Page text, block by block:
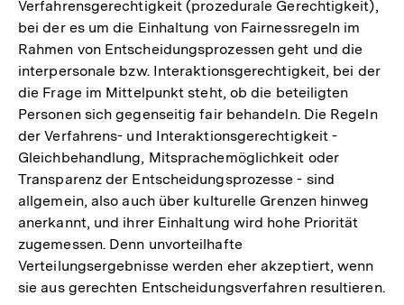
Verfahrensgerechtigkeit (prozedurale Gerechtigkeit),
bei der es um die Einhaltung von Fairnessregeln im
Rahmen von Entscheidungsprozessen geht und die
interpersonale bzw. Interaktionsgerechtigkeit, bei der
die Frage im Mittelpunkt steht, ob die beteiligten
Personen sich gegenseitig fair behandeln. Die Regeln
der Verfahrens- und Interaktionsgerechtigkeit -
Gleichbehandlung, Mitsprachemöglichkeit oder
Transparenz der Entscheidungsprozesse - sind
allgemein, also auch über kulturelle Grenzen hinweg
anerkannt, und ihrer Einhaltung wird hohe Priorität
zugemessen. Denn unvorteilhafte
Verteilungsergebnisse werden eher akzeptiert, wenn
sie aus gerechten Entscheidungsverfahren resultieren.